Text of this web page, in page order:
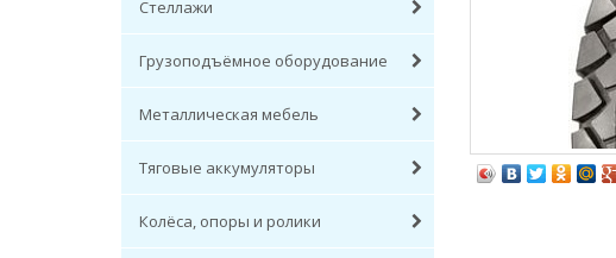
Стеллажи
Грузоподъёмное оборудование
Металлическая мебель
Тяговые аккумуляторы
Колёса, опоры и ролики